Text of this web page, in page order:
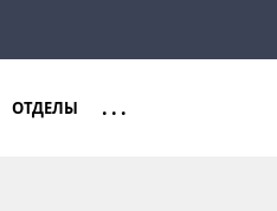
Найти
ОТДЕЛЫ ...